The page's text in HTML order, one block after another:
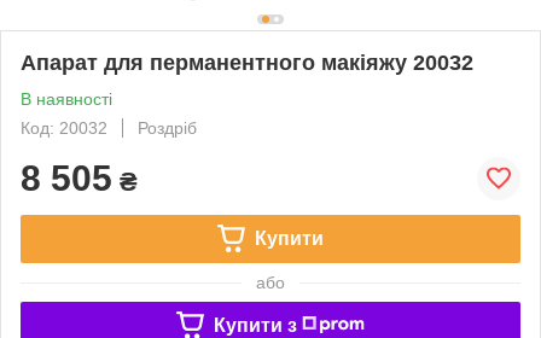
Апарат для перманентного макіяжу 20032
В наявності
Код: 20032
Роздріб
8 505 ₴
Купити
або
Купити з